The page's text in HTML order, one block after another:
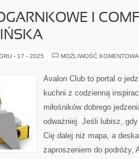
I
- 17 - 2025 MOŻLIWOŚĆ
Avalon Club to portal o
kuchni z codzienną
miłośników dobrego
odważniej. Jeśli lubisz,
Cię dalej niż mapa, a
zaproszeniem do podróży,